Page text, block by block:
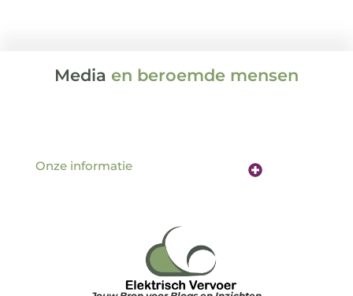
Media en beroemde mensen
Onze informatie